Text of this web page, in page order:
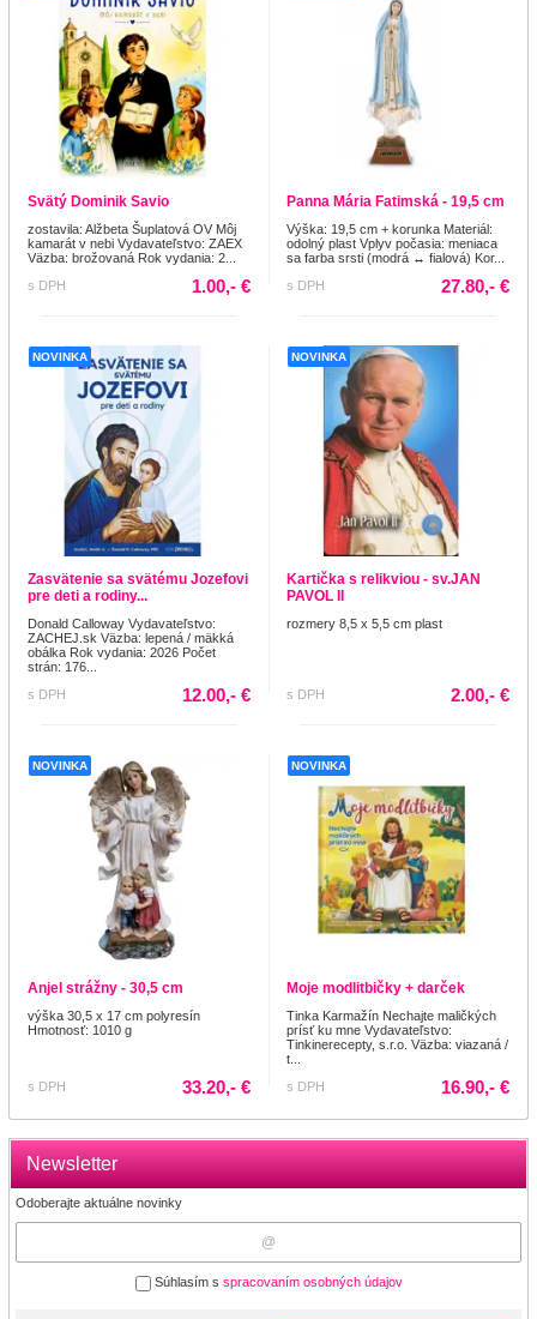
Newsletter
Odoberajte aktuálne novinky
Súhlasím s spracovaním osobných údajov
Svätý Dominik Savio
zostavila: Alžbeta Šuplatová OV Môj
kamarát v nebi Vydavateľstvo: ZAEX
Väzba: brožovaná Rok vydania: 2...
s DPH
1.00,- €
Panna Mária Fatimská - 19,5 cm
Výška: 19,5 cm + korunka Materiál:
odolný plast Vplyv počasia: meniaca
sa farba srsti (modrá ↔ fialová) Kor...
s DPH
27.80,- €
NOVINKA
Zasvätenie sa svätému Jozefovi
pre deti a rodiny...
Donald Calloway Vydavateľstvo:
ZACHEJ.sk Väzba: lepená / mäkká
obálka Rok vydania: 2026 Počet
strán: 176...
s DPH
12.00,- €
NOVINKA
Kartička s relikviou - sv.JAN
PAVOL II
rozmery 8,5 x 5,5 cm plast
s DPH 2.00,- €
NOVINKA
Anjel strážny - 30,5 cm
výška 30,5 x 17 cm polyresín
Hmotnosť: 1010 g
s DPH 33.20,- €
NOVINKA
Moje modlitbičky + darček
Tinka Karmažín Nechajte maličkých
prísť ku mne Vydavateľstvo:
Tinkinerecepty, s.r.o. Väzba: viazaná /
t...
s DPH
16.90,- €